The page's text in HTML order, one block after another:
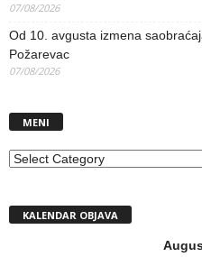
07/08/2026
Od 10. avgusta izmena
Požarevac
07/08/2026
MENI
MENI
KALENDAR OBJAVA